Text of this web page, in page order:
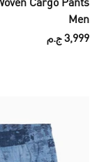
Cargo Pants
Men
3,999 ج.م